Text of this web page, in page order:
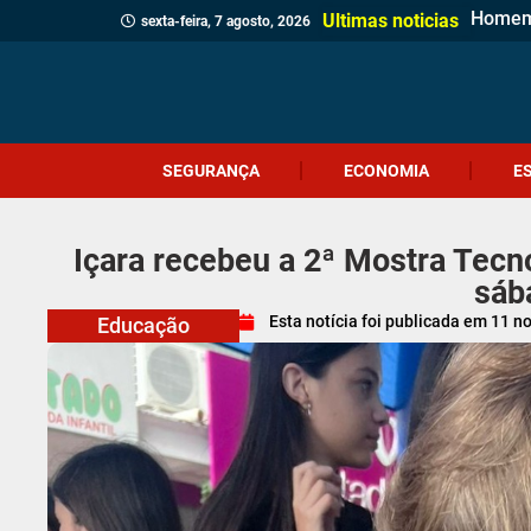
sexta-feira, 7 agosto, 2026 Ultimas noticias Casa
Gol
SEGURANÇA ECONOMIA
Içara recebeu a 2ª Mostra
Educação Esta notícia foi publicada em 11